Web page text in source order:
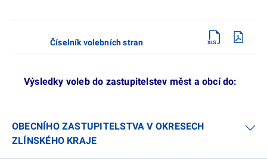
Číselník volebních stran
Výsledky voleb do zastupitelstev měst a obcí do:
OBECNÍHO ZASTUPITELSTVA V OKRESECH
ZLÍNSKÉHO KRAJE